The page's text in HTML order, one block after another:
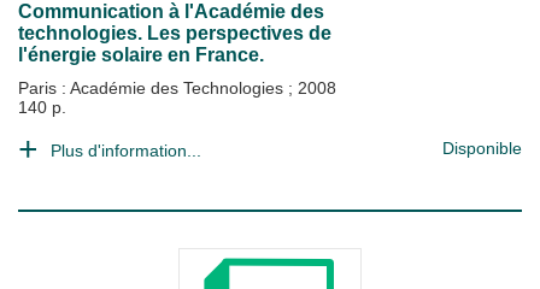
Communication à l'Académie des
technologies. Les perspectives de
l'énergie solaire en France.
Paris : Académie des Technologies ; 2008
140 p.
Plus d'information... Disponible